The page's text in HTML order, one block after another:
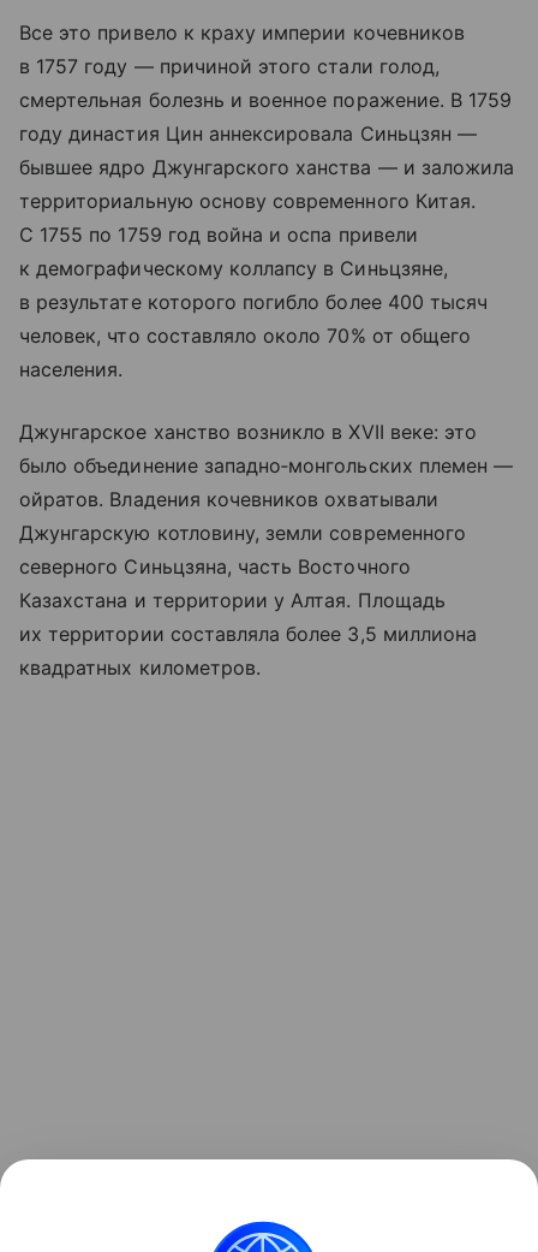
Все это привело к краху империи кочевников
в 1757 году — причиной этого стали голод,
смертельная болезнь и военное поражение. В 1759
году династия Цин аннексировала Синьцзян —
бывшее ядро Джунгарского ханства — и заложила
территориальную основу современного Китая.
С 1755 по 1759 год война и оспа привели
к демографическому коллапсу в Синьцзяне,
в результате которого погибло более 400 тысяч
человек, что составляло около 70% от общего
населения.
Джунгарское ханство возникло в XVII веке: это
было объединение западно‑монгольских племен —
ойратов. Владения кочевников охватывали
Джунгарскую котловину, земли современного
северного Синьцзяна, часть Восточного
Казахстана и территории у Алтая. Площадь
их территории составляла более 3,5 миллиона
квадратных километров.